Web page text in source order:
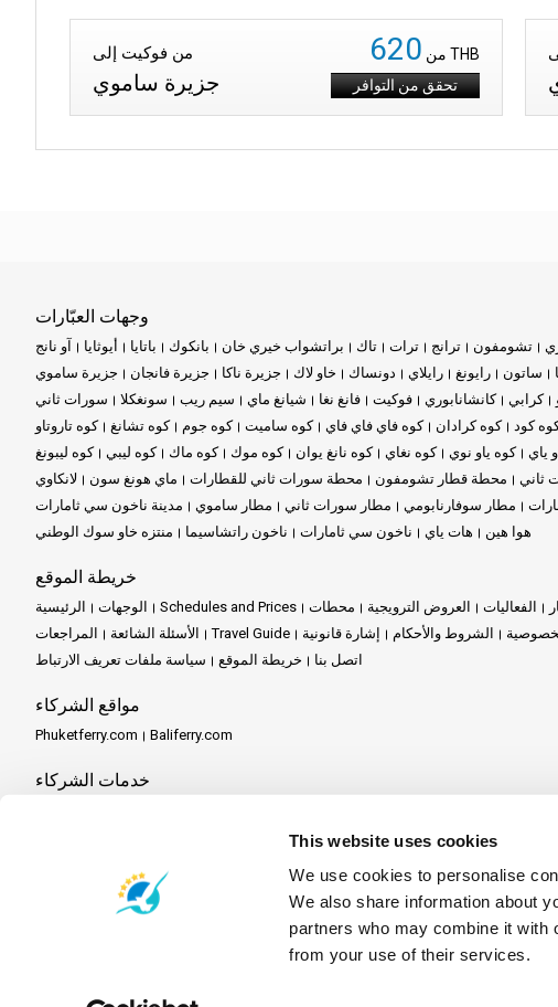
This website uses cookies
We use cookies to personalise
We also share information about
partners who may combine it with
from your use of their services.
من فوكيت إلى
جزيرة ساموي
من 620
THB
تحقق من التوافر
وجهات العبّارات
آو نانج أيوثايا باتايا بانكوك براتشواب خيري خان تاك ترات ترانج تشومفون
جزيرة ساموي
جزيرة فانجان جزيرة ناكا خاو لاك دونساك رايلاي رايونغ ساتون
سورات ثاني
سونغكلا سيم ريب شيانغ ماي فانغ نغا فوكيت كانشانابوري كرابي
كوه تاروتاو
كوه تشانغ كوه جوم كوه ساميت كوه فاي فاي فاي كوه كرادان كود
كوه ليبونغ
كوه ليبي كوه ماك كوه موك كوه نانغ يوان كوه نغاي كوه ياو نوي ياي
لانكاوي
ماي هونغ سون محطة سورات ثاني للقطارات محطة قطار تشومفون
ثاني
مدينة ناخون سي ثامارات
مطار ساموي مطار سورات ثاني مطار سوفارنابومي
منتزه خاو سوك الوطني
ناخون راتشاسيما ناخون سي ثامارات هات ياي هوا هين
خريطة الموقع
الرئيسية الوجهات Schedules and Prices محطات العروض الترويجية الفعاليات
المراجعات
الأسئلة الشائعة Travel Guide إشارة قانونية الشروط والأحكام
سياسة ملفات تعريف الارتباط
خريطة الموقع اتصل بنا
مواقع الشركاء
Phuketferry.com Baliferry.com
خدمات الشركاء